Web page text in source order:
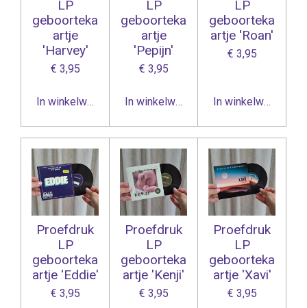
LP
geboorteka
artje
'Harvey'
€ 3,95
In winkelwagen
LP
geboorteka
artje
'Pepijn'
€ 3,95
In winkelwagen
LP
geboorteka
artje 'Roan'
€ 3,95
In winkelwagen
Proefdruk
LP
geboorteka
artje 'Eddie'
€ 3,95
Proefdruk
LP
geboorteka
artje 'Kenji'
€ 3,95
Proefdruk
LP
geboorteka
artje 'Xavi'
€ 3,95